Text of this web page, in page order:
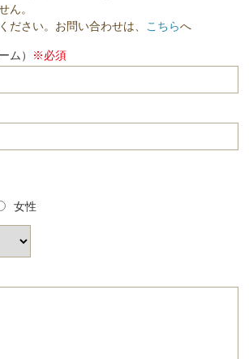
ん。
ださい。お問い合わせは、 こちらへ
ム） ※必須
女性